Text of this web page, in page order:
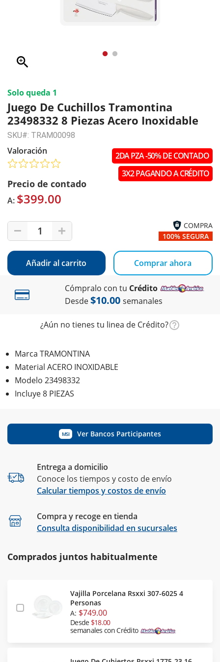
zoom_in
Solo queda 1
Juego De Cuchillos Tramontina
23498332 8 Piezas Acero Inoxidable
SKU#: TRAM00098
Valoración
Precio de contado
A: $399.00
1
2DA PZA -50% DE CONTADO
3X2 PAGANDO A CRÉDITO
COMPRA
100% SEGURA
Añadir al carrito Comprar ahora
Cómpralo con tu Crédito
Desde$10.00 semanales
¿Aún no tienes tu linea de Crédito?
Marca TRAMONTINA
Material ACERO INOXIDABLE
Modelo 23498332
Incluye 8 PIEZAS
MSI Ver Bancos Participantes
Entrega a domicilio
Conoce los tiempos y costo de envío
Calcular tiempos y costos de envío
Compra y recoge en tienda
Consulta disponibilidad en sucursales
Comprados juntos habitualmente
Vajilla Porcelana Rsxxi 307-6025 4
Personas
A: $749.00
Desde $18.00
semanales con Crédito